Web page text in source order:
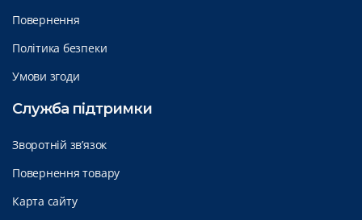
Повернення
Політика безпеки
Умови згоди
Служба підтримки
Зворотній зв’язок
Повернення товару
Карта сайту